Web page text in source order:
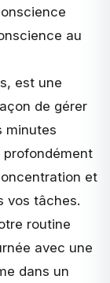
au
, est une
de gérer
minutes
profondément
et
vos tâches.
routine
avec une
dans un